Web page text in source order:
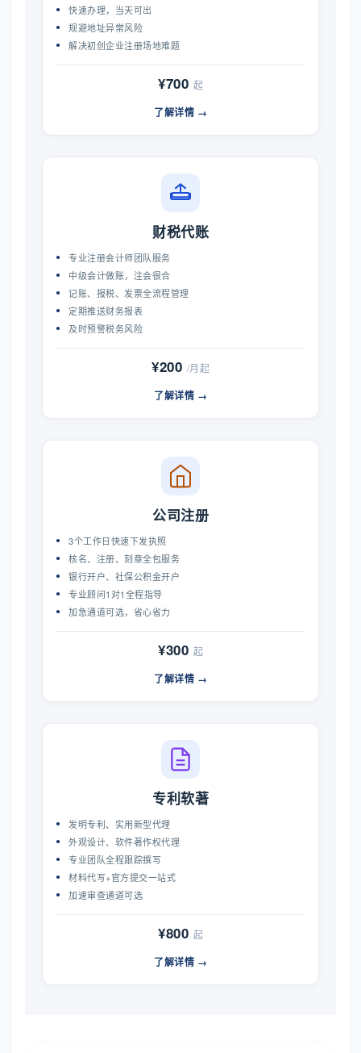
快速办理，当天可出
规避地址异常风险
解决初创企业注册场地难题
¥700 起
了解详情 →
财税代账
专业注册会计师团队服务
中级会计做账，注会很合
记账、报税、发票全流程管理
定期推送财务报表
及时预警税务风险
¥200 /月起
了解详情 →
公司注册
3个工作日快速下发执照
核名、注册、刻章全包服务
银行开户、社保公积金开户
专业顾问1对1全程指导
加急通道可选，省心省力
¥300 起
了解详情 →
专利软著
发明专利、实用新型代理
外观设计、软件著作权代理
专业团队全程跟踪撰写
材料代写+官方提交一站式
加速审查通道可选
¥800 起
了解详情 →